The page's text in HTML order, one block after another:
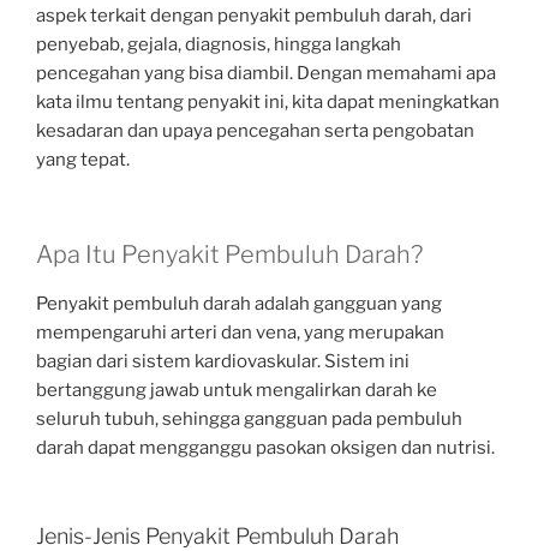
aspek terkait dengan penyakit pembuluh darah, dari
penyebab, gejala, diagnosis, hingga langkah
pencegahan yang bisa diambil. Dengan memahami apa
kata ilmu tentang penyakit ini, kita dapat meningkatkan
kesadaran dan upaya pencegahan serta pengobatan
yang tepat.
Apa Itu Penyakit Pembuluh Darah?
Penyakit pembuluh darah adalah gangguan yang
mempengaruhi arteri dan vena, yang merupakan
bagian dari sistem kardiovaskular. Sistem ini
bertanggung jawab untuk mengalirkan darah ke
seluruh tubuh, sehingga gangguan pada pembuluh
darah dapat mengganggu pasokan oksigen dan nutrisi.
Jenis-Jenis Penyakit Pembuluh Darah